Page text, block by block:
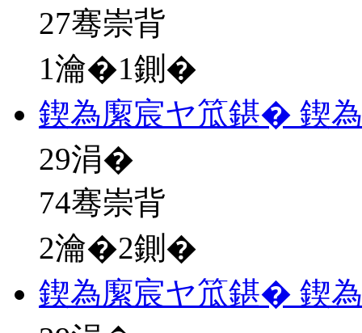
27骞崇背
1瀹�1鍘�
鍥為緳宸ヤ笟鍖� 鍥
29涓�
74骞崇背
2瀹�2鍘�
鍥為緳宸ヤ笟鍖� 鍥